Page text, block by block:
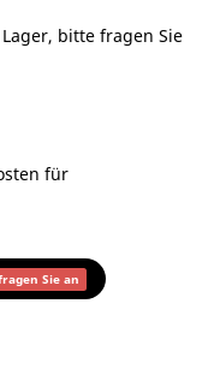
bitte fragen Sie
für
Sie an